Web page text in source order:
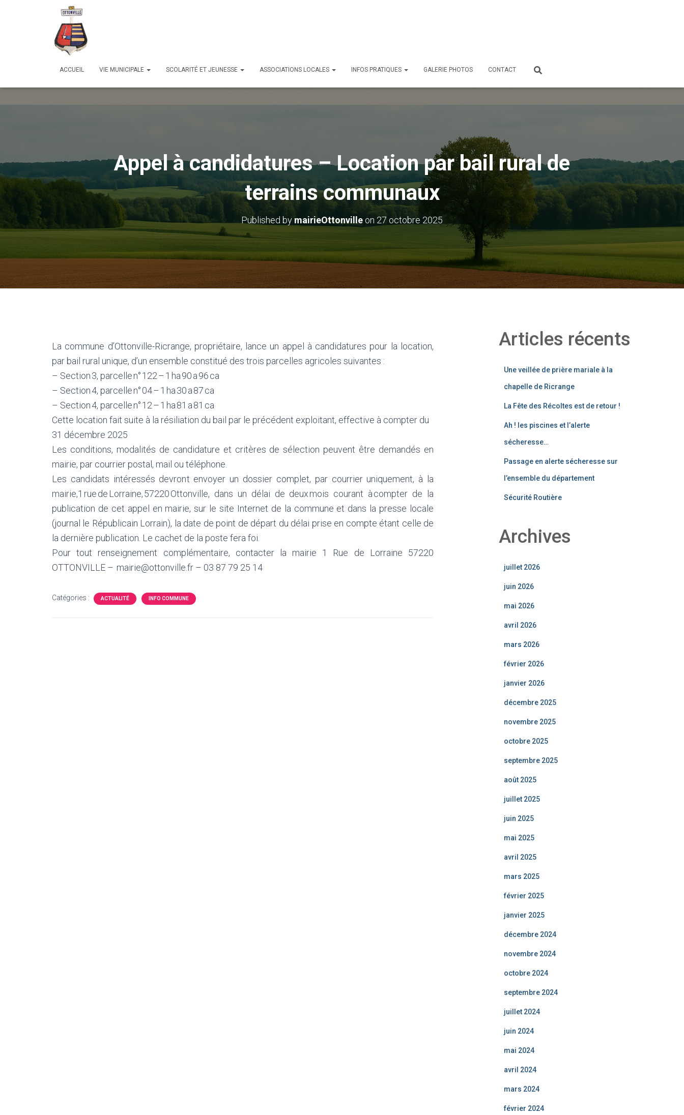
ACCUEIL VIE MUNICIPALE SCOLARITÉ ET JEUNESSE ASSOCIATIONS LOCALES INFOS PRATIQUES GALERIE PHOTOS CONTACT
Appel à candidatures – Location par bail rural de
terrains communaux
Published by mairieOttonville on 27 octobre 2025
La commune d’Ottonville-Ricrange, propriétaire, lance un appel à candidatures pour la location,
par bail rural unique, d’un ensemble constitué des trois parcelles agricoles suivantes :
– Section 3, parcelle n° 122 – 1 ha 90 a 96 ca
– Section 4, parcelle n° 04 – 1 ha 30 a 87 ca
– Section 4, parcelle n° 12 – 1 ha 81 a 81 ca
Cette location fait suite à la résiliation du bail par le précédent exploitant, effective à compter du
31 décembre 2025
Les conditions, modalités de candidature et critères de sélection peuvent être demandés en
mairie, par courrier postal, mail ou téléphone.
Les candidats intéressés devront envoyer un dossier complet, par courrier uniquement, à la
mairie,1 rue de Lorraine, 57220 Ottonville, dans un délai de deux mois courant à compter de la
publication de cet appel en mairie, sur le site Internet de la commune et dans la presse locale
(journal le Républicain Lorrain), la date de point de départ du délai prise en compte étant celle de
la dernière publication. Le cachet de la poste fera foi.
Pour tout renseignement complémentaire, contacter la mairie 1 Rue de Lorraine 57220
OTTONVILLE – mairie@ottonville.fr – 03 87 79 25 14
Catégories : ACTUALITÉ INFO COMMUNE
Articles récents
Une veillée de prière mariale à la
chapelle de Ricrange
La Fête des Récoltes est de retour !
Ah ! les piscines et l’alerte
sécheresse…
Passage en alerte sécheresse sur
l’ensemble du département
Sécurité Routière
Archives
juillet 2026
juin 2026
mai 2026
avril 2026
mars 2026
février 2026
janvier 2026
décembre 2025
novembre 2025
octobre 2025
septembre 2025
août 2025
juillet 2025
juin 2025
mai 2025
avril 2025
mars 2025
février 2025
janvier 2025
décembre 2024
novembre 2024
octobre 2024
septembre 2024
juillet 2024
juin 2024
mai 2024
avril 2024
mars 2024
février 2024